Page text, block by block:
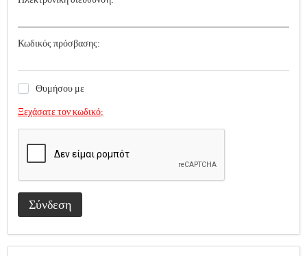
Κωδικός πρόσβασης:
Θυμήσου με
Ξεχάσατε τον κωδικό;
Σύνδεση